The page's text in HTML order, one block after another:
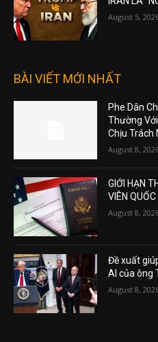
August 5,
BÀI VIẾT MỚI NHẤT
Phe Dân
Thường
Chịu Trách
August 8,
GIỚI HẠN
VIÊN
August 8,
Đề xuất
AI của ông
August 8,